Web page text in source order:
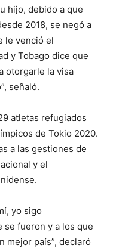
hijo, debido a que
2018, se negó a
le venció el
y Tobago dice que
otorgarle la visa
señaló.
atletas refugiados
de Tokio 2020.
a las gestiones de
y el
yo sigo
se fueron y a los que
mejor país”, declaró